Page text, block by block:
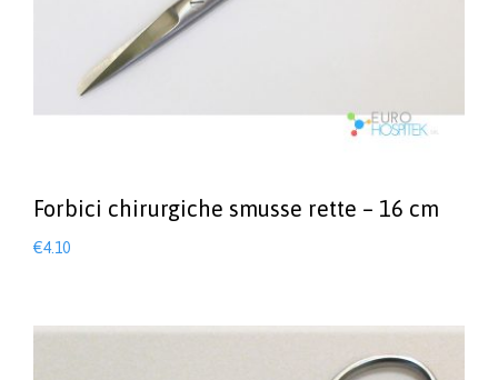
Forbici chirurgiche smusse rette – 16 cm
€4.10